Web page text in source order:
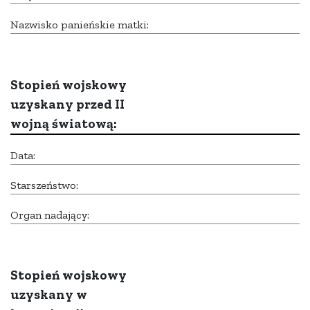
Nazwisko panieńskie matki:
Stopień wojskowy
uzyskany przed II
wojną światową:
Data:
Starszeństwo:
Organ nadający:
Stopień wojskowy
uzyskany w